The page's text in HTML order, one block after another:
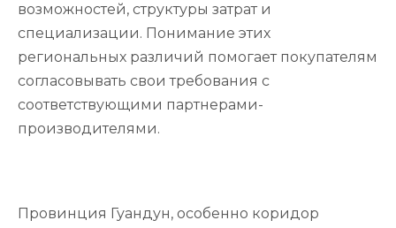
возможностей, структуры затрат и
специализации. Понимание этих
региональных различий помогает покупателям
согласовывать свои требования с
соответствующими партнерами-
производителями.
Провинция Гуандун, особенно коридор